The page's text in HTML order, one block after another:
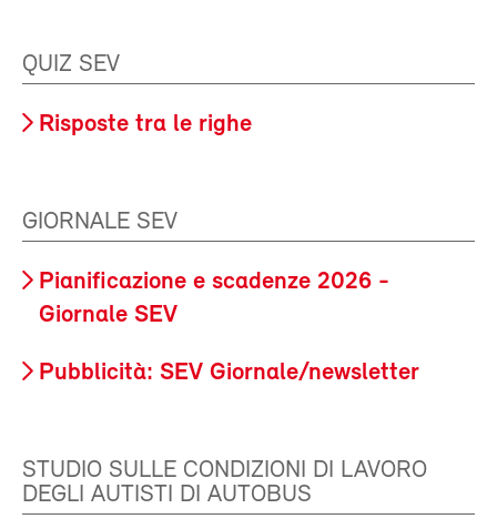
QUIZ SEV
Risposte tra le righe
GIORNALE SEV
Pianificazione e scadenze 2026 -
Giornale SEV
Pubblicità: SEV Giornale/newsletter
STUDIO SULLE CONDIZIONI DI LAVORO
DEGLI AUTISTI DI AUTOBUS